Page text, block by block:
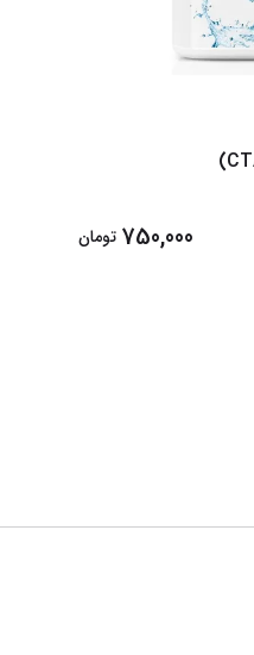
750,000 تومان